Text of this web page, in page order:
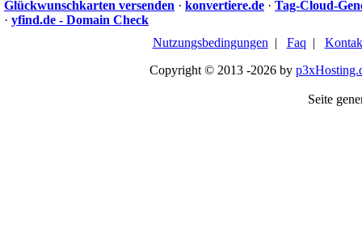
Glückwunschkarten versenden · konvertiere.de · Tag-Cloud-
· yfind.de - Domain Check
Nutzungsbedingungen | Faq |
Copyright © 2013 -2026 by
Seite